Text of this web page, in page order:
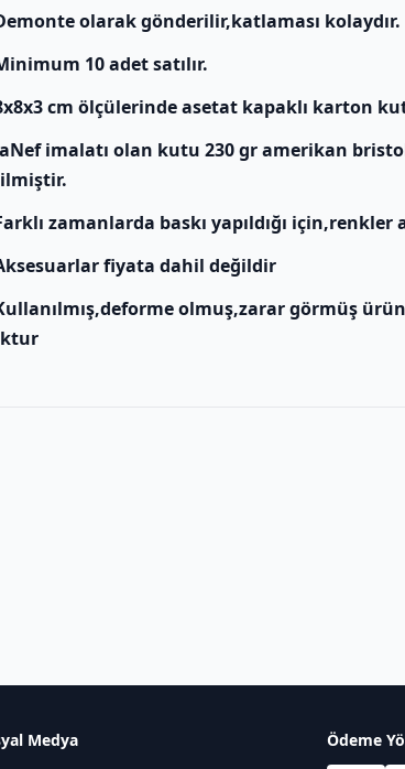
olarak gönderilir,katlaması
10 adet satılır.
cm ölçülerinde asetat kapaklı karton
imalatı olan kutu 230 gr amerikan
zamanlarda baskı yapıldığı için,renkler
fiyata dahil değildir
olmuş,zarar görmüş
Medya
Ödeme